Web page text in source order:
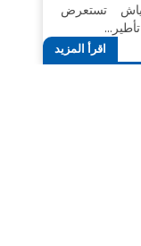
تستعرض
اقرأ المزيد